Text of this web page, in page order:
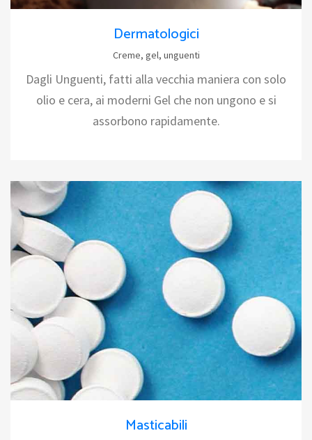
Dermatologici
Creme, gel, unguenti
Dagli Unguenti, fatti alla vecchia maniera con solo
olio e cera, ai moderni Gel che non ungono e si
assorbono rapidamente.
Masticabili